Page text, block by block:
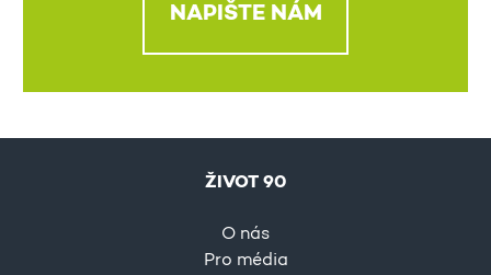
NAPIŠTE NÁM
ŽIVOT 90
O nás
Pro média